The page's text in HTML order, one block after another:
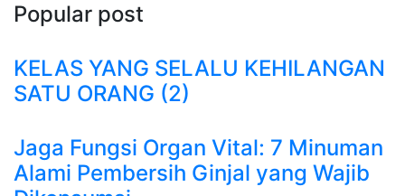
Popular post
KELAS YANG SELALU KEHILANGAN
SATU ORANG (2)
Jaga Fungsi Organ Vital: 7 Minuman
Alami Pembersih Ginjal yang Wajib